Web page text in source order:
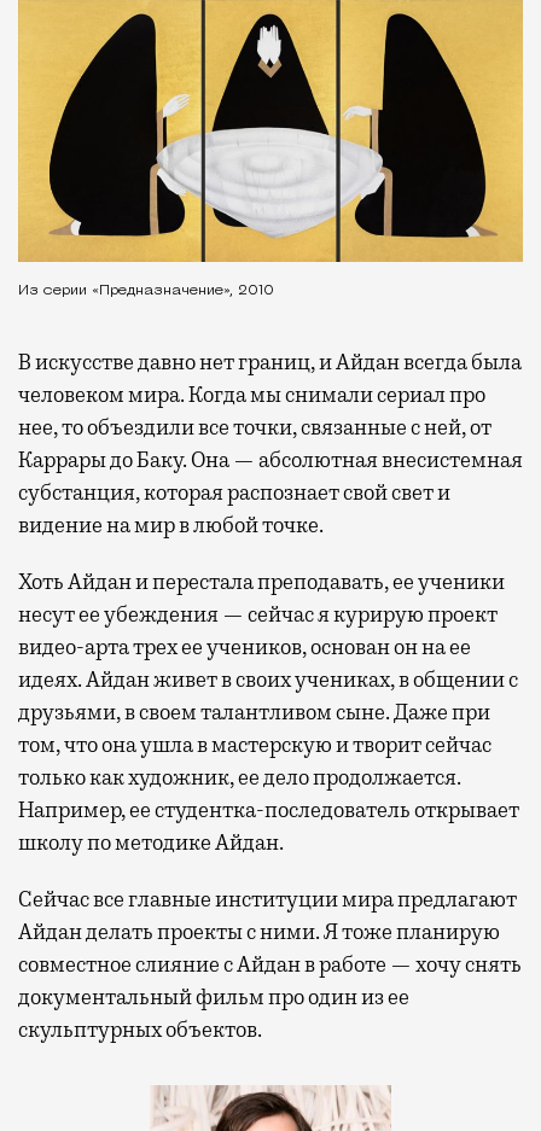
Из серии «Предназначение», 2010
В искусстве давно нет границ, и Айдан всегда была
человеком мира. Когда мы снимали сериал про
нее, то объездили все точки, связанные с ней, от
Каррары до Баку. Она — абсолютная внесистемная
субстанция, которая распознает свой свет и
видение на мир в любой точке.
Хоть Айдан и перестала преподавать, ее ученики
несут ее убеждения — сейчас я курирую проект
видео-арта трех ее учеников, основан он на ее
идеях. Айдан живет в своих учениках, в общении с
друзьями, в своем талантливом сыне. Даже при
том, что она ушла в мастерскую и творит сейчас
только как художник, ее дело продолжается.
Например, ее студентка-последователь открывает
школу по методике Айдан.
Сейчас все главные институции мира предлагают
Айдан делать проекты с ними. Я тоже планирую
совместное слияние с Айдан в работе — хочу снять
документальный фильм про один из ее
скульптурных объектов.